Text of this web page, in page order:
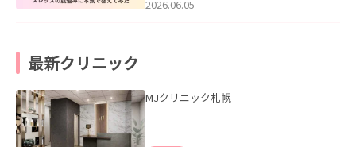
2026.06.05
最新クリニック
MJクリニック札幌